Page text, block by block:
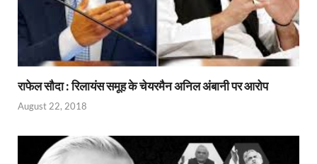
राफेल सौदा : रिलायंस समूह के चेयरमैन अनिल अंबानी पर आरोप
August 22, 2018